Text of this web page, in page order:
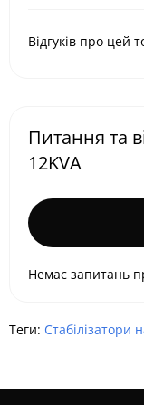
Відгуків про цей
Питання та
12KVA
Немає запитань
Теги: Стабілізатори